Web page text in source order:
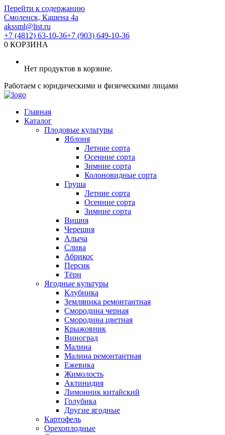
Перейти к содержанию
Смоленск, Кашена 4а
akssml@list.ru
+7 (4812) 63-10-36+7 (903) 649-10-36
0 КОРЗИНА
Нет продуктов в корзине.
Работаем с юридическими и физическими лицами
Главная
Каталог
Плодовые культуры
Яблоня
Летние сорта
Осенние сорта
Зимние сорта
Колоновидные сорта
Груша
Летние сорта
Осенние сорта
Зимние сорта
Вишня
Черешня
Алыча
Слива
Абрикос
Персик
Тёрн
Ягодные культуры
Клубника
Земляника ремонтантная
Смородина черная
Смородина цветная
Крыжовник
Виноград
Малина
Малина ремонтантная
Ежевика
Жимолость
Актинидия
Лимонник китайский
Голубика
Другие ягодные
Картофель
Орехоплодные